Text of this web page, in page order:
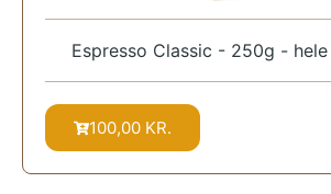
Espresso Classic - 250g -
100,00 KR.